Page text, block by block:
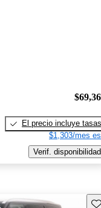
El precio incluye tasas
$1,303/mes
Verif. disponibilidad